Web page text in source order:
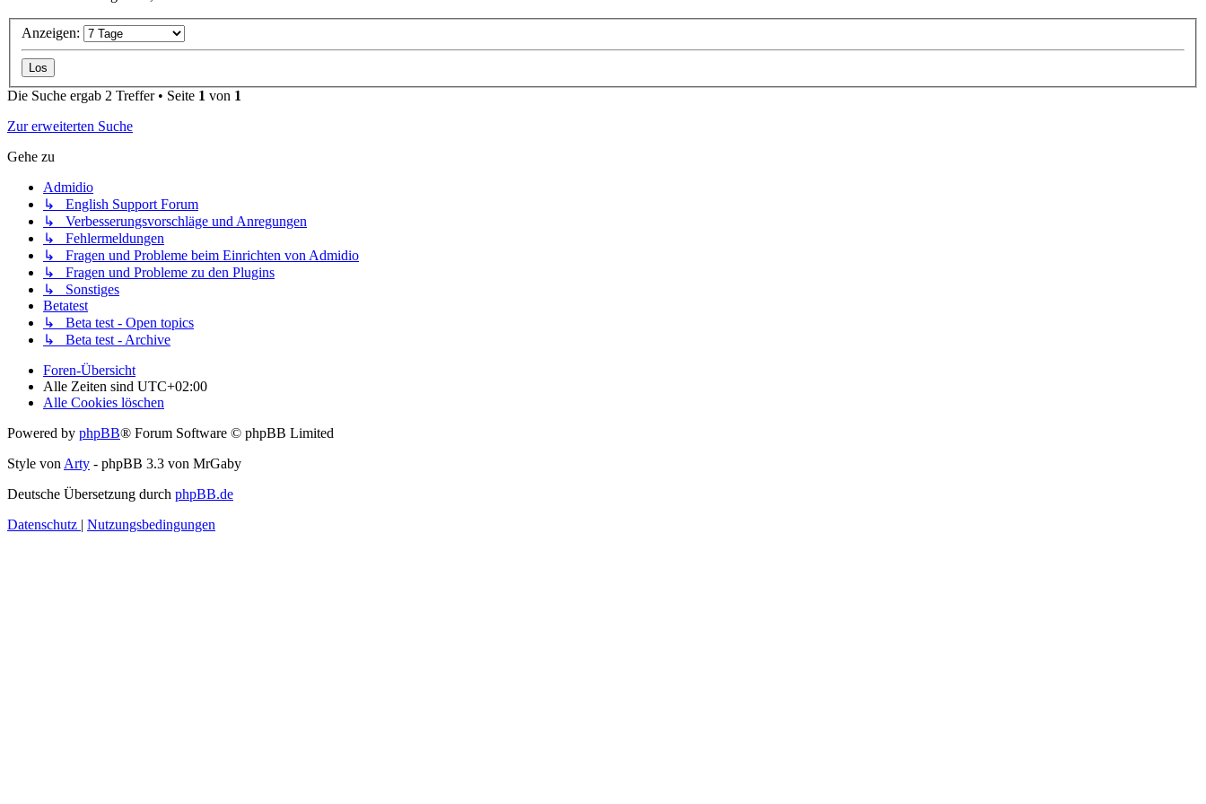
Anzeigen:
Die Suche ergab 2 Treffer • Seite 1 von 1
Zur erweiterten Suche
Gehe zu
Admidio
↳ English Support Forum
↳ Verbesserungsvorschläge und Anregungen
↳ Fehlermeldungen
↳ Fragen und Probleme beim Einrichten von Admidio
↳ Fragen und Probleme zu den Plugins
↳ Sonstiges
Betatest
↳ Beta test - Open topics
↳ Beta test - Archive
Foren-Übersicht
Alle Zeiten sind UTC+02:00
Alle Cookies löschen
Powered by phpBB® Forum Software © phpBB Limited
Style von Arty - phpBB 3.3 von MrGaby
Deutsche Übersetzung durch phpBB.de
Datenschutz | Nutzungsbedingungen